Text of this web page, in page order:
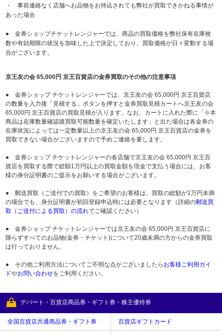
・ 事前連絡なく店舗へお品物をお持込されても弊社が買取できかねる事情が
あった場合
● 金券ショップチケットレンジャーでは、商品の買取価格を弊社保有在庫枚
数や有効期限の状況を加味した上で決定しており、買取価格が日々変動する場
合がございます。
京王友の会 65,000円 京王百貨店の金券買取のその他の注意事項
● 金券ショップ チケットレンジャーでは、京王友の会 65,000円 京王百貨店
の数量を入力後「見積する」ボタンを押すと金券買取見積カートへ京王友の会
65,000円 京王百貨店の買取見積が入ります。なお、カートに入れた際に「※本
商品は在庫数量確認後買取可能数量を確定いたします」と出た場合は各金券の
在庫状況によっては一定数量以上の京王友の会 65,000円 京王百貨店の金券を
買取できない場合がございますので予めご連絡を要します。
● 金券ショップ チケットレンジャーの各店舗で京王友の会 65,000円 京王百
貨店を買取する際で総額1万円以上の買取金額を現金で支払う場合には、お客
様の身分証明書のご提示をお願いする場合がございます。
● 郵送買取（ご送付での買取）をご希望のお客様は、買取の総額が1万円未満
の場合でも、身分証明書が初回登録申込時には必要となります（詳細の郵送買
取（ご送付による買取）の流れでご確認ください）
● 金券ショップ チケットレンジャーでは京王友の会 65,000円 京王百貨店に
限らずすべてのお品物(金券・チケット)について20歳未満の方からの金券買取
は行っておりません。
● その他ご利用方法についてご不明な点がございましたら お客様ご利用ガイ
ドやお問い合わせをご利用ください。
デパート・百貨店商品券・ギフト券・株主優待券
全国百貨店共通商品券・ギフト券 百貨店ギフトカード